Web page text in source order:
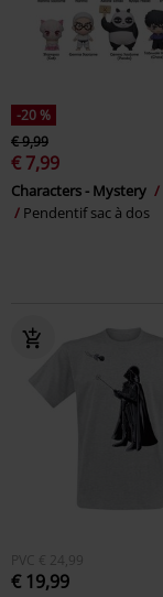
-20 %
€ 9,99
€ 7,99
Characters - Mystery
Pendentif sac à dos
PVC € 24,99
€ 19,99